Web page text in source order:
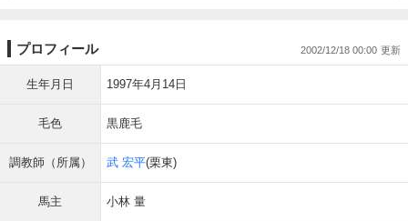
プロフィール 2002/12/18 00:00
生年月日 1997年4月14日
毛色 黒鹿毛
調教師（所属） 武 宏平(栗東)
馬主 小林 量